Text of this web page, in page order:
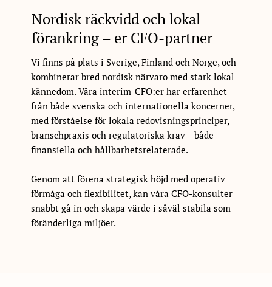
Nordisk räckvidd och lokal
förankring – er CFO-partner
Vi finns på plats i Sverige, Finland och Norge, och
kombinerar bred nordisk närvaro med stark lokal
kännedom. Våra interim-CFO:er har erfarenhet
från både svenska och internationella koncerner,
med förståelse för lokala redovisningsprinciper,
branschpraxis och regulatoriska krav – både
finansiella och hållbarhetsrelaterade.
Genom att förena strategisk höjd med operativ
förmåga och flexibilitet, kan våra CFO-konsulter
snabbt gå in och skapa värde i såväl stabila som
föränderliga miljöer.